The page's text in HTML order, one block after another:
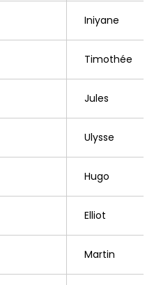
Iniyane
Timothée
Jules
Ulysse
Hugo
Elliot
Martin